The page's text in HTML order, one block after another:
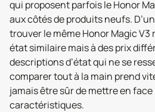
qui proposent parfois le Honor
aux côtés de produits neufs.
trouver le même Honor Magic
état similaire mais à des prix
descriptions d’état qui ne se
comparer tout à la main prend
jamais être sûr de mettre en face
caractéristiques.